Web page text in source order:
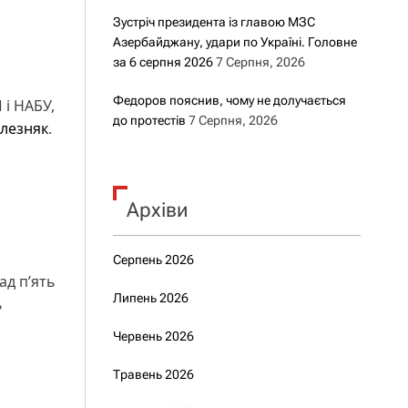
і НАБУ,
.
п’ять
Зустріч президента із главою МЗС
Азербайджану, удари по Україні. Головне
за 6 серпня 2026 7 Серпня, 2026
Федоров пояснив, чому не долучається
до протестів 7 Серпня, 2026
Архіви
Серпень 2026
Липень 2026
Червень 2026
Травень 2026